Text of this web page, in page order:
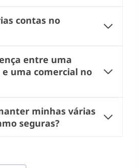
contas no
entre uma
e uma comercial no
minhas várias
seguras?